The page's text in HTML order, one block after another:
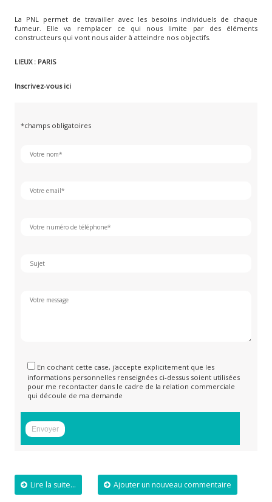
La PNL permet de travailler avec les besoins individuels de chaque
fumeur. Elle va remplacer ce qui nous limite par des éléments
constructeurs qui vont nous aider à atteindre nos objectifs.
LIEUX : PARIS
Inscrivez-vous ici
*champs obligatoires
En cochant cette case, j'accepte explicitement que les
informations personnelles renseignées ci-dessus soient utilisées
pour me recontacter dans le cadre de la relation commerciale
qui découle de ma demande
Lire la suite... Ajouter un nouveau commentaire